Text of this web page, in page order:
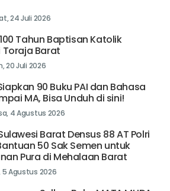
24 Juli 2026
Tahun Baptisan Katolik
Barat
20 Juli 2026
90 Buku PAI dan Bahasa
MA, Bisa Unduh di sini!
4 Agustus 2026
Barat Densus 88 AT Polri
50 Sak Semen untuk
Pura di Mehalaan Barat
5 Agustus 2026